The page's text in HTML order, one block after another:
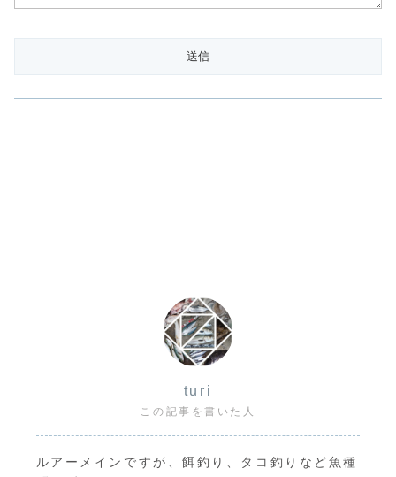
turi
この記事を書いた人
ルアーメインですが、餌釣り、タコ釣りなど魚種